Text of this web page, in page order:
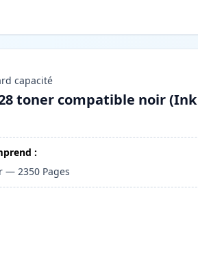
capacité
toner compatible noir (Ink
:
—2350 Pages